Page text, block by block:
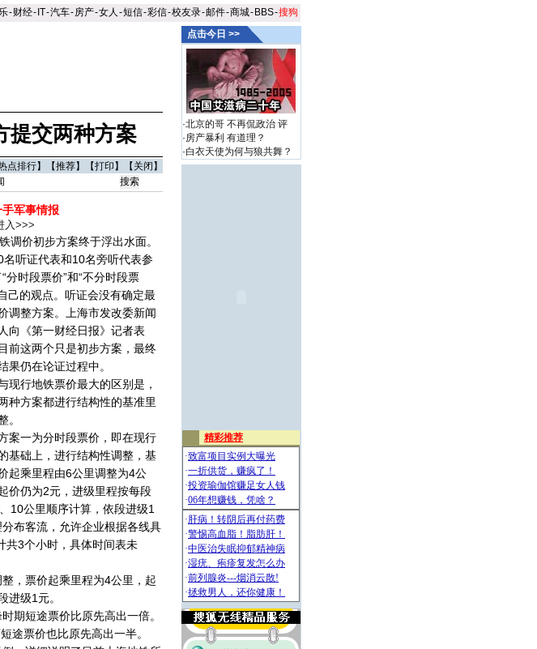
-财经- IT-汽车-房产-女人 -短信-彩信-校友录-邮件-商城- BBS-搜狗
提交两种方案
点排行】【推荐】【打印 】【 关闭 】
军事情报
入>>>
价初步方案终于浮出水面。
听证代表和10名旁听代表参
时段票价”和“不分时段票
的观点。 听证会没有确定最
调整方案。上海市发改委新闻
向《第一财经日报》记者表
前这两个只是初步方案，最终
果仍在论证过程中。
行地铁票价最大的区别是，
两种方案都进行结构性的基准里
。
一为分时段票价，即在现行
基础上，进行结构性调整，基
起乘里程由6公里调整为4公
价仍为2元，进级里程按每段
10公里顺序计算，依段进级1
布客流，允许企业根据各线具
共3个小时，具体时间表未
，票价起乘里程为4公里，起
级1元。
短途票价比原先高出一倍。
途票价也比原先高出一半。
点击今日 >>
·北京的哥 不再侃政治 评
·房产暴利 有道理？
·白衣天使为何与狼共舞？